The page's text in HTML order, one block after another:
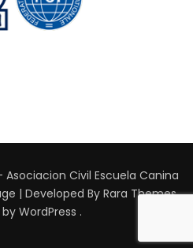
Asociacion Civil Escuela Canina
| Developed ByRara Themes
byWordPress .